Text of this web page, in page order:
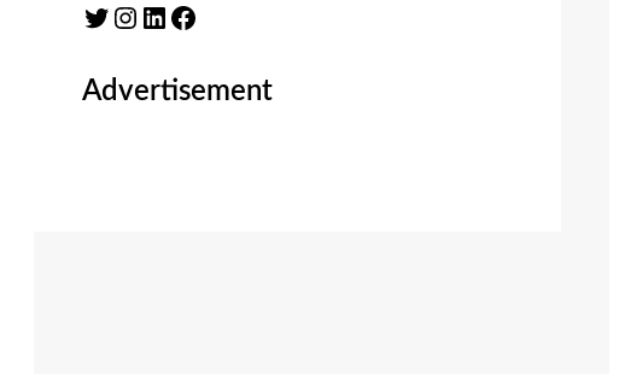
Twitter
Instagram LinkedIn Facebook
Advertisement